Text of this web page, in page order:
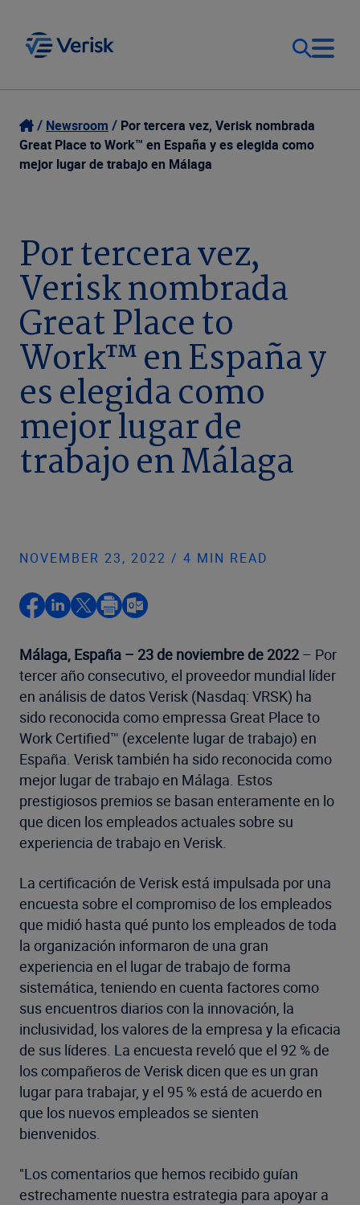
Our Focus
Our Solutions
Company
Login
Contact Us
Newsroom
Por tercera vez, Verisk nombrada
Great Place to Work™ en España y es elegida como
mejor lugar de trabajo en Málaga
Por tercera vez,
Verisk nombrada
Great Place to
Work™ en España y
es elegida como
mejor lugar de
trabajo en Málaga
NOVEMBER 23, 2022 / 4 MIN READ
Málaga, España – 23 de noviembre de 2022– Por
tercer año consecutivo, el proveedor mundial líder
en análisis de datos Verisk (Nasdaq: VRSK) ha
sido reconocida como empressa Great Place to
Work Certified™ (excelente lugar de trabajo) en
España. Verisk también ha sido reconocida como
mejor lugar de trabajo en Málaga. Estos
prestigiosos premios se basan enteramente en lo
que dicen los empleados actuales sobre su
experiencia de trabajo en Verisk.
La certificación de Verisk está impulsada por una
encuesta sobre el compromiso de los empleados
que midió hasta qué punto los empleados de toda
la organización informaron de una gran
experiencia en el lugar de trabajo de forma
sistemática, teniendo en cuenta factores como
sus encuentros diarios con la innovación, la
inclusividad, los valores de la empresa y la eficacia
de sus líderes. La encuesta reveló que el 92 % de
los compañeros de Verisk dicen que es un gran
lugar para trabajar, y el 95 % está de acuerdo en
que los nuevos empleados se sienten
bienvenidos.
"Los comentarios que hemos recibido guían
estrechamente nuestra estrategia para apoyar a